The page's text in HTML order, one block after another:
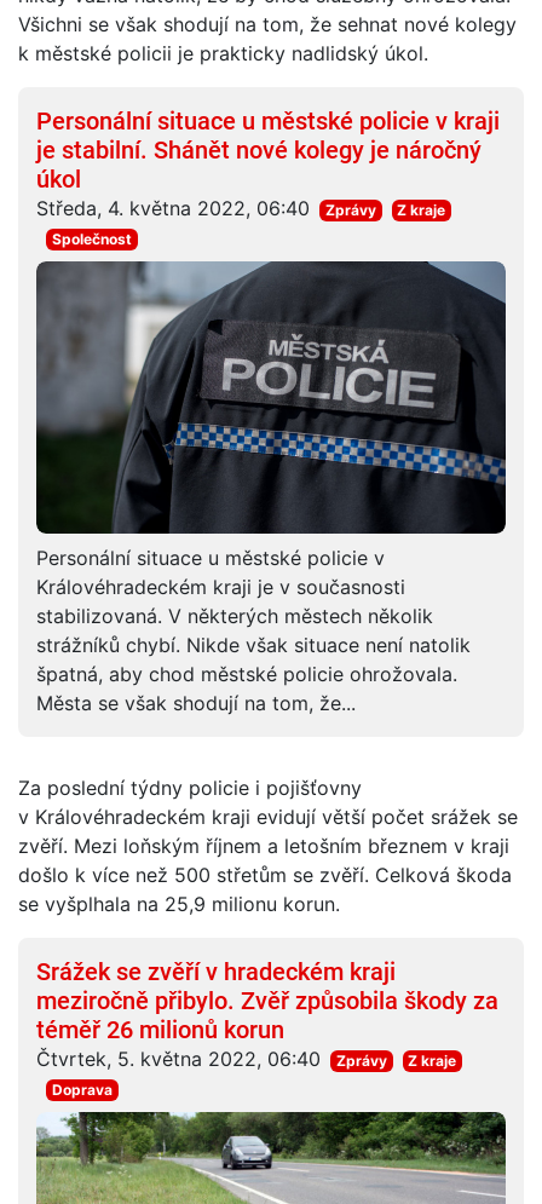
Všichni se však shodují na tom, že sehnat nové kolegy
k městské policii je prakticky nadlidský úkol.
Personální situace u městské policie v kraji
je stabilní. Shánět nové kolegy je náročný
úkol
Středa, 4. května 2022, 06:40 Zprávy
Z kraje
Společnost
Personální situace u městské policie v
Královéhradeckém kraji je v současnosti
stabilizovaná. V některých městech několik
strážníků chybí. Nikde však situace není natolik
špatná, aby chod městské policie ohrožovala.
Města se však shodují na tom, že...
Za poslední týdny policie i pojišťovny
v Královéhradeckém kraji evidují větší počet srážek se
zvěří. Mezi loňským říjnem a letošním březnem v kraji
došlo k více než 500 střetům se zvěří. Celková škoda
se vyšplhala na 25,9 milionu korun.
Srážek se zvěří v hradeckém kraji
meziročně přibylo. Zvěř způsobila škody za
téměř 26 milionů korun
Čtvrtek, 5. května 2022, 06:40 Zprávy
Z kraje
Doprava